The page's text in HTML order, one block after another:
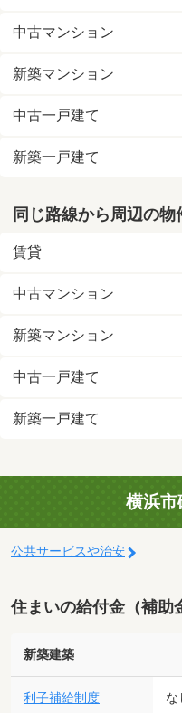
中古マンション
新築マンション
中古一戸建て
新築一戸建て
同じ路線から周辺の
賃貸
中古マンション
新築マンション
中古一戸建て
新築一戸建て
横浜市
公共サービスや治安
住まいの給付金（補助
新築建築
利子補給制度 な